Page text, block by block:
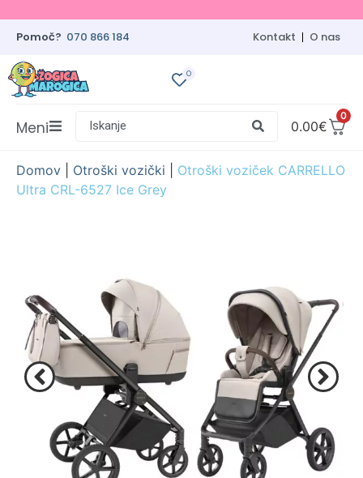
Pomoč? 070 866 184 Kontakt O nas
0
0
0.00€
Iskanje
Meni
Domov Otroški vozički
Otroški voziček CARRELLO
Ultra CRL-6527 Ice Grey